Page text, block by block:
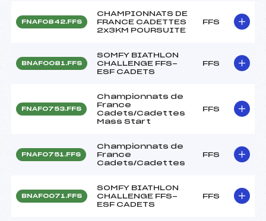
FNAF0842.FFS
CHAMPIONNATS DE
FRANCE CADETTES
2x3KM POURSUITE
FFS
BNAF0081.FFS
SOMFY BIATHLON
CHALLENGE FFS-
ESF CADETS
FFS
FNAF0753.FFS
Championnats de
France
Cadets/Cadettes
Mass Start
FFS
FNAF0751.FFS
Championnats de
France
Cadets/Cadettes
FFS
BNAF0071.FFS
SOMFY BIATHLON
CHALLENGE FFS-
ESF CADETS
FFS